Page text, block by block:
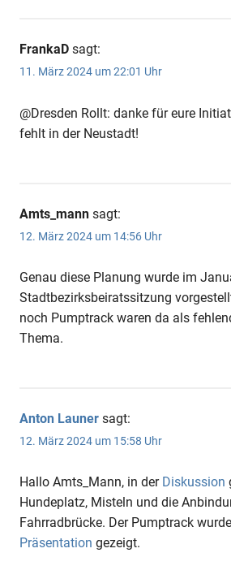
FrankaD sagt:
11. März 2024 um 22:01 Uhr
@Dresden Rollt: danke für eure
fehlt in der Neustadt!
Amts_mann sagt:
12. März 2024 um 14:56 Uhr
Genau diese Planung wurde im
Stadtbezirksbeiratssitzung
noch Pumptrack waren da als
Thema.
Anton Launer sagt:
12. März 2024 um 15:58 Uhr
Hallo Amts_Mann, in der Diskussion
Hundeplatz, Misteln und die
Fahrradbrücke. Der Pumptrack
Präsentation gezeigt.